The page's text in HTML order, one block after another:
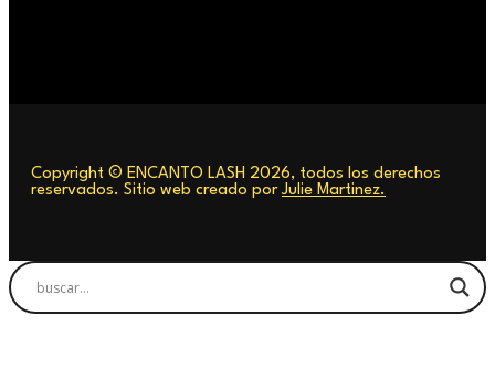
Copyright © ENCANTO LASH 2026, todos los derechos
reservados. Sitio web creado por Julie Martinez.